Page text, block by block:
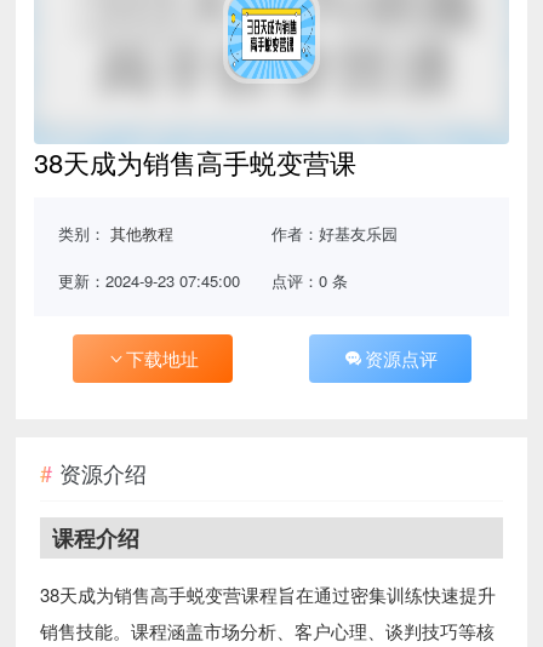
38天成为销售高手蜕变营课
类别：其他教程 作者：好基友乐园
更新：2024-9-23 07:45:00 点评：0 条
下载地址 资源点评
资源介绍
课程介绍
38天成为销售高手蜕变营课程旨在通过密集训练快速提升
销售技能。课程涵盖市场分析、客户心理、谈判技巧等核